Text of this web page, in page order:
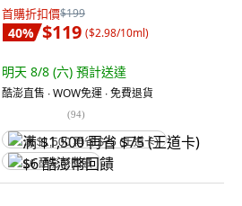
首購折扣價$199
40% $119 ($2.98/10ml)
明天 8/8 (六) 預計送達
酷澎直售 ∙ WOW免運 ∙ 免費退貨
(94)
满 $1,500 再省 $75 (王道卡)
$6 酷澎幣回饋